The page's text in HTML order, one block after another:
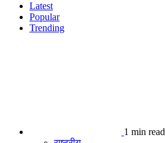
Latest
Popular
Trending
1 min read